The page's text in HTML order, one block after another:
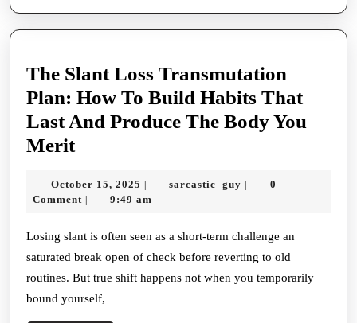
The Slant Loss Transmutation
Plan: How To Build Habits That
Last And Produce The Body You
MeritThe
Loss
Plan:
How
To
Build
October 15, 2025 October
15,
| sarcastic_guy sarcastic_guy
|
0
Comment | 9:49 am
Losing slant is often seen as a short-term challenge an
saturated break open of check before reverting to old
routines. But true shift happens not when you temporarily
bound yourself,